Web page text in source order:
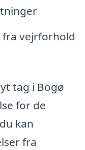
fra vejrforhold
tag i Bogø
for de
kan
fra